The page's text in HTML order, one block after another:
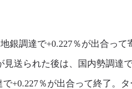
調達で+0.227％が出合って
送られた後は、国内勢調達
+0.227％が出合って終了。